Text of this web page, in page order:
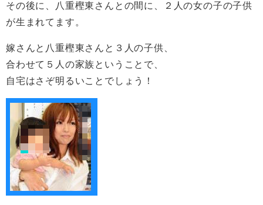
その後に、八重樫東さんとの間に、２人の女の子の子供
が生まれてます。
嫁さんと八重樫東さんと３人の子供、
合わせて５人の家族ということで、
自宅はさぞ明るいことでしょう！